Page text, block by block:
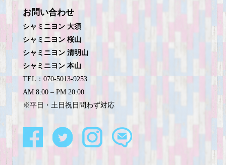
お問い合わせ
シャミニヨン 大須
シャミニヨン 桜山
シャミニヨン 清明山
シャミニヨン 本山
TEL：070-5013-9253
AM 8:00 – PM 20:00
※平日・土日祝日問わず対応